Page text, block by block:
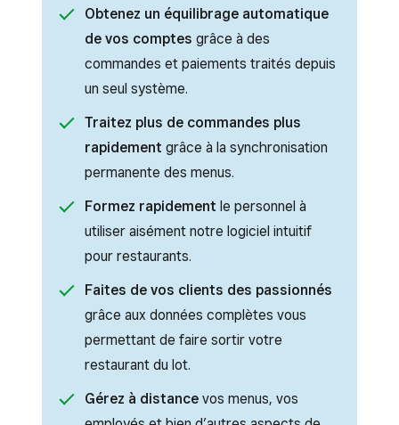
Obtenez un équilibrage automatique
de vos comptes grâce à des
commandes et paiements traités depuis
un seul système.
Traitez plus de commandes plus
rapidement grâce à la synchronisation
permanente des menus.
Formez rapidement le personnel à
utiliser aisément notre logiciel intuitif
pour restaurants.
Faites de vos clients des passionnés
grâce aux données complètes vous
permettant de faire sortir votre
restaurant du lot.
Gérez à distance vos menus, vos